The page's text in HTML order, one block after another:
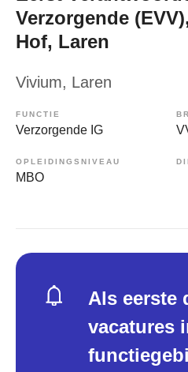
Verzorgende
Hof, Laren
Vivium, Laren
FUNCTIE
Verzorgende IG
OPLEIDINGSNIVEAU
MBO
Als eerste
vacatures